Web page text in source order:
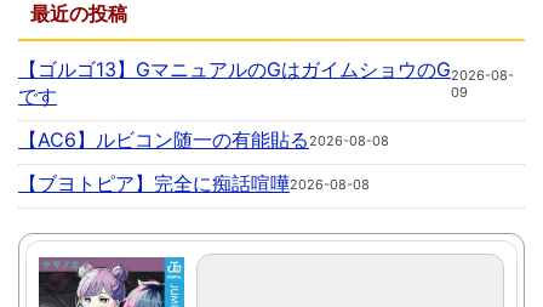
最近の投稿
【ゴルゴ13】GマニュアルのGはガイムショウのG
です
2026-08-
09
【AC6】ルビコン随一の有能貼る2026-08-08
【ブヨトピア】完全に痴話喧嘩2026-08-08